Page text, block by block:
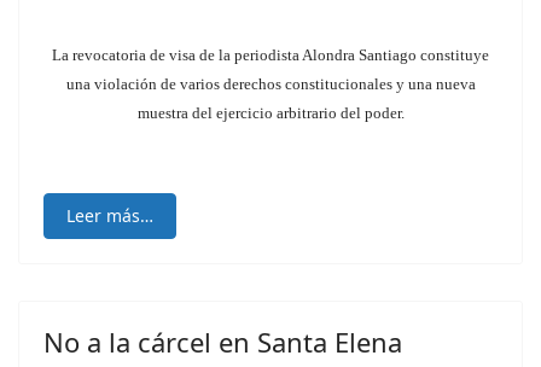
La revocatoria de visa de la periodista Alondra Santiago constituye
una violación de varios derechos constitucionales y una nueva
muestra del ejercicio arbitrario del poder.
Leer más…
No a la cárcel en Santa Elena